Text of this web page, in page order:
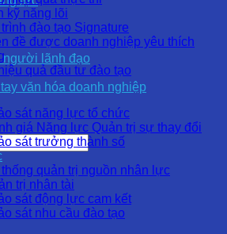
người lãnh đạo
văn hóa doanh nghiệp
kỹ năng lõi
đào tạo Signature
đề được doanh nghiệp yêu thích
quả đầu tư đào tạo
sát năng lực tổ chức
giá Năng lực Quản trị sự thay đổi
sát trưởng thành số
thống quản trị nguồn nhân lực
trị nhân tài
sát động lực cam kết
sát nhu cầu đào tạo